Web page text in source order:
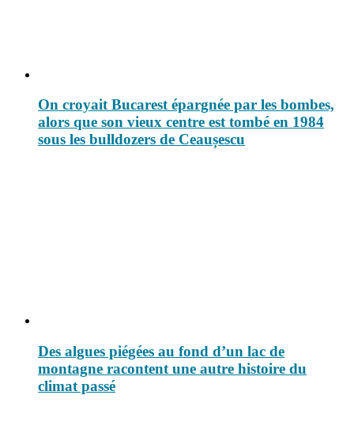
On croyait Bucarest épargnée par les bombes,
alors que son vieux centre est tombé en 1984
sous les bulldozers de Ceaușescu
Des algues piégées au fond d’un lac de
montagne racontent une autre histoire du
climat passé